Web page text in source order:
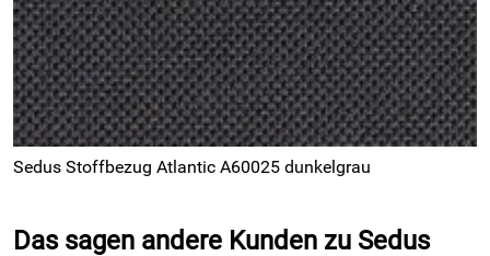
Sedus Stoffbezug Atlantic A60025 dunkelgrau
Das sagen andere Kunden zu Sedus